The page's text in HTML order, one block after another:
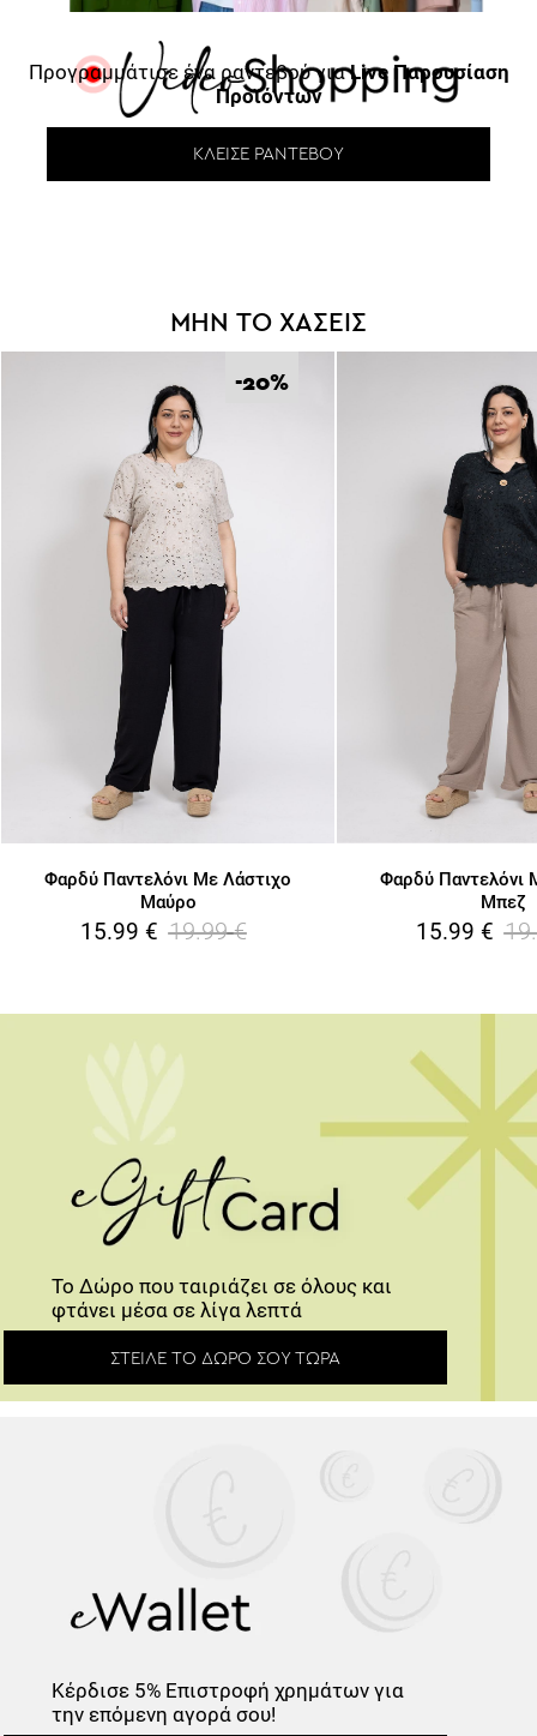
Προγραμμάτισε ένα ραντεβού γιαLive Παρουσίαση
Προϊόντων
ΚΛΕΊΣΕ ΡΑΝΤΕΒΟΎ
ΜΗΝ ΤΟ ΧΑΣΕΙΣ
-20%
Φαρδύ Παντελόνι Με Λάστιχο
Μαύρο
15.99 € 19.99 €
Φαρδύ Παντελόνι
Μπεζ
15.99 €
Το Δώρο που ταιριάζει σε όλους και
φτάνει μέσα σε λίγα λεπτά
ΣΤΕΊΛΕ ΤΟ ΔΏΡΟ ΣΟΥ ΤΏΡΑ
Κέρδισε 5% Επιστροφήχρημάτων για
την επόμενη αγορά σου!
Κέρδισε -10%
Κάνε εγγραφή στο Newsletter και
ξεκλείδωσε τον εκπτωτικό κωδικό!
Έχω διαβάσει και αποδέχομαι τους Όρους Χρήσης
Εγγραφή